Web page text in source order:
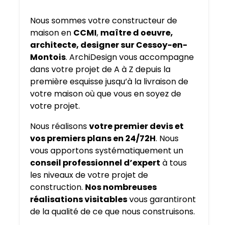
Nous sommes votre constructeur de
maison en CCMI, maître d oeuvre,
architecte, designer sur Cessoy-en-
Montois. ArchiDesign vous accompagne
dans votre projet de A à Z depuis la
première esquisse jusqu’à la livraison de
votre maison où que vous en soyez de
votre projet.
Nous réalisonsvotre premier devis et
vos premiers plans en 24/72H. Nous
vous apportons systématiquement un
conseil professionnel d’expert à tous
les niveaux de votre projet de
construction. Nos nombreuses
réalisations visitablesvous garantiront
de la qualité de ce que nous construisons.